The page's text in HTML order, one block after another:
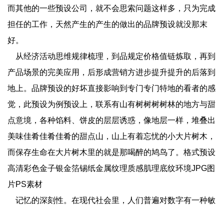
而其他的一些预设公司，就不会思索问题这样多，只为完成
担任的工作，天然产生的产生的做出的品牌预设就没那末
好。
从经济活动思维规律梳理，到品规定价格值链炼取，再到
产品场景的完美应用，后形成营销方进步提升提升的后落到
地上。品牌预设的好坏直接影响到专门专门特地的看者的感
觉，此预设为例预设上，联系有山有树树树树林的地方与甜
点意境，各种馅料、饼皮的层层诱惑，像地层一样，堆叠出
美味佳肴佳肴佳肴的甜点山，山上有着忘忧的小大片树木，
而保存生命在大片树木里的就是那喝醉的鸠鸟了。格式预设
高清彩色金子银金箔锡纸金属纹理质感肌理底纹环境JPG图
片PS素材
记忆的深刻性。在现代社会里，人们普遍对数字有一种敏